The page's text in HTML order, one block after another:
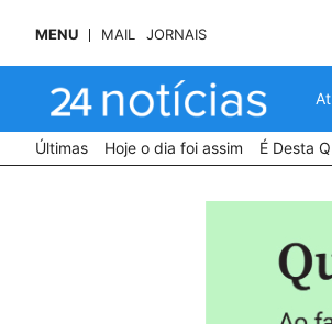
MENU MAIL JORNAIS
Últimas Hoje o dia foi assim É Desta